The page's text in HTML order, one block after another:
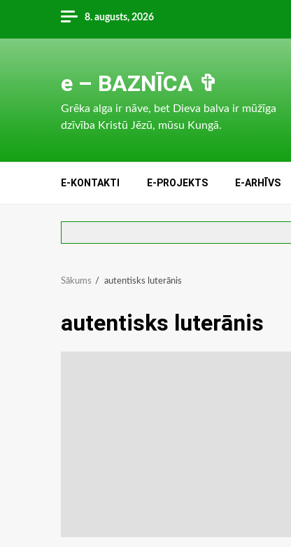
content
8. augusts, 2026
e – BAZNĪCA ✞
Grēka alga ir nāve, bet Dieva balva ir mūžīga
dzīvība Kristū Jēzū, mūsu Kungā.
E-KONTAKTI E-PROJEKTS E-ARHĪVS
Sākums autentisks luterānis
autentisks luterānis